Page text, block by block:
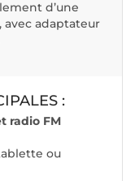
d’une
, avec adaptateur
:
radio FM
ou